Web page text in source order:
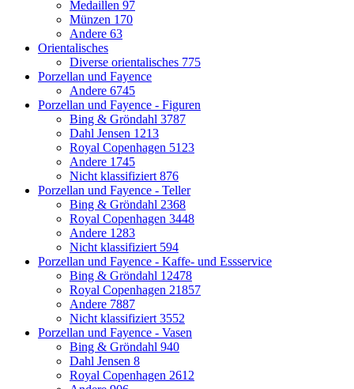
Medaillen 97
Münzen 170
Andere 63
Orientalisches
Diverse orientalisches 775
Porzellan und Fayence
Andere 6745
Porzellan und Fayence - Figuren
Bing & Gröndahl 3787
Dahl Jensen 1213
Royal Copenhagen 5123
Andere 1745
Nicht klassifiziert 876
Porzellan und Fayence - Teller
Bing & Gröndahl 2368
Royal Copenhagen 3448
Andere 1283
Nicht klassifiziert 594
Porzellan und Fayence - Kaffe- und Essservice
Bing & Gröndahl 12478
Royal Copenhagen 21857
Andere 7887
Nicht klassifiziert 3552
Porzellan und Fayence - Vasen
Bing & Gröndahl 940
Dahl Jensen 8
Royal Copenhagen 2612